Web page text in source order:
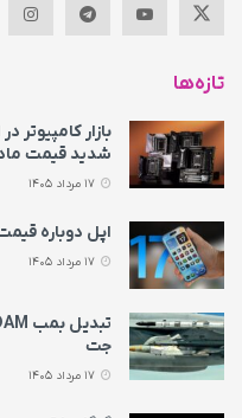
تازه‌ها
بازار کامپیوتر
شدید قیمت
اپل دوباره
جت